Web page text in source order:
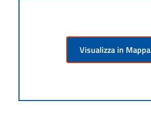
Visualizza in Mappa